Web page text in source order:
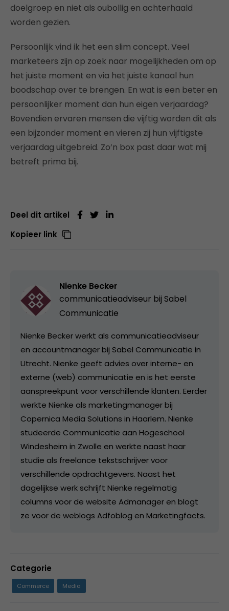
doelgroep en niet als oubollig en achterhaald
worden gezien.
Persoonlijk vind ik het een slim concept. Veel
marketeers zijn op zoek naar mogelijkheden om op
het juiste moment en via het juiste kanaal hun
boodschap over te brengen. En wat is een beter en
persoonlijker moment dan hun eigen verjaardag?
Bovendien ervaren mensen die vijftig worden dit als
een bijzonder moment en vieren zij hun vijftigste
verjaardag uitgebreid. Zo’n box past daar wat mij
betreft prima bij.
Deel dit artikel
Kopieer link
Nienke Becker
communicatieadviseur bij Sabel
Communicatie
Nienke Becker werkt als communicatieadviseur
en accountmanager bij Sabel Communicatie in
Utrecht. Nienke geeft advies over interne- en
externe (web) communicatie en is het eerste
aanspreekpunt voor verschillende klanten. Eerder
werkte Nienke als marketingmanager bij
Copernica Media Solutions in Haarlem. Nienke
studeerde Communicatie aan Hogeschool
Windesheim in Zwolle en werkte naast haar
studie als freelance tekstschrijver voor
verschillende opdrachtgevers. Naast het
dagelijkse werk schrijft Nienke regelmatig
columns voor de website Admanager en blogt
ze voor de weblogs Adfoblog en Marketingfacts.
Categorie
Commerce Media